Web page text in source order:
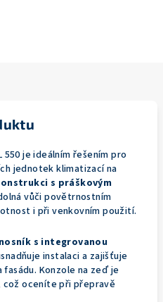
550 je ideálním řešením pro
jednotek klimatizací na
s práškovým
vůči povětrnostním
i při venkovním použití.
s integrovanou
instalaci a zajišťuje
Konzole na zeď je
což oceníte při přepravě